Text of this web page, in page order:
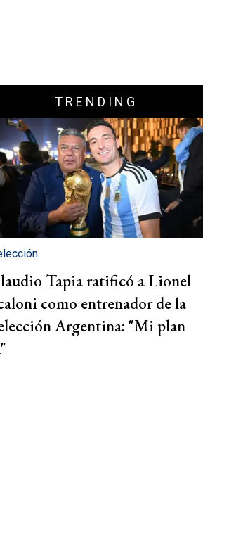
TRENDING
Tapia ratificó a Lionel
como entrenador de la
Argentina: "Mi plan